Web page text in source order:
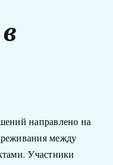
направлено на
между
Участники